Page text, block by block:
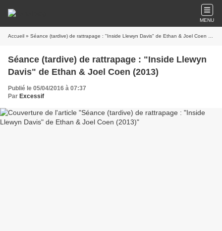
MENU
Accueil » Séance (tardive) de rattrapage : "Inside Llewyn Davis" de Ethan & Joel Coen (2013)
Séance (tardive) de rattrapage : "Inside Llewyn
Davis" de Ethan & Joel Coen (2013)
Publié le 05/04/2016 à 07:37
Par Excessif